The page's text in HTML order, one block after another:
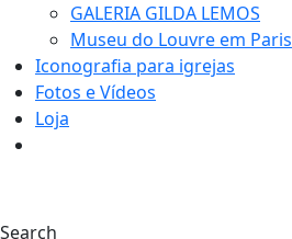
GALERIA GILDA LEMOS
Museu do Louvre em Paris
Iconografia para igrejas
Fotos e Vídeos
Loja
Search